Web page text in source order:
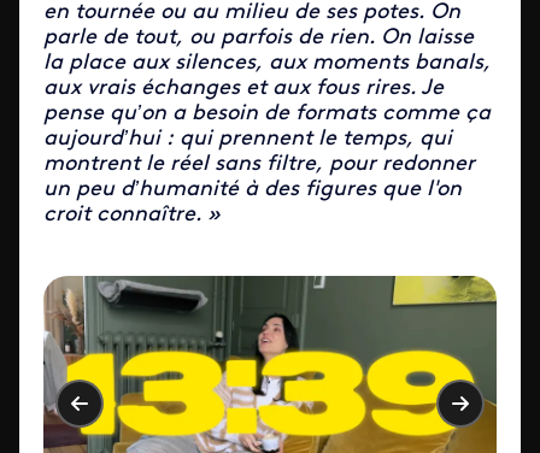
en tournée ou au milieu de ses potes. On
parle de tout, ou parfois de rien. On laisse
la place aux silences, aux moments banals,
aux vrais échanges et aux fous rires. Je
pense qu’on a besoin de formats comme ça
aujourd’hui : qui prennent le temps, qui
montrent le réel sans filtre, pour redonner
un peu d’humanité à des figures que l'on
croit connaître. »